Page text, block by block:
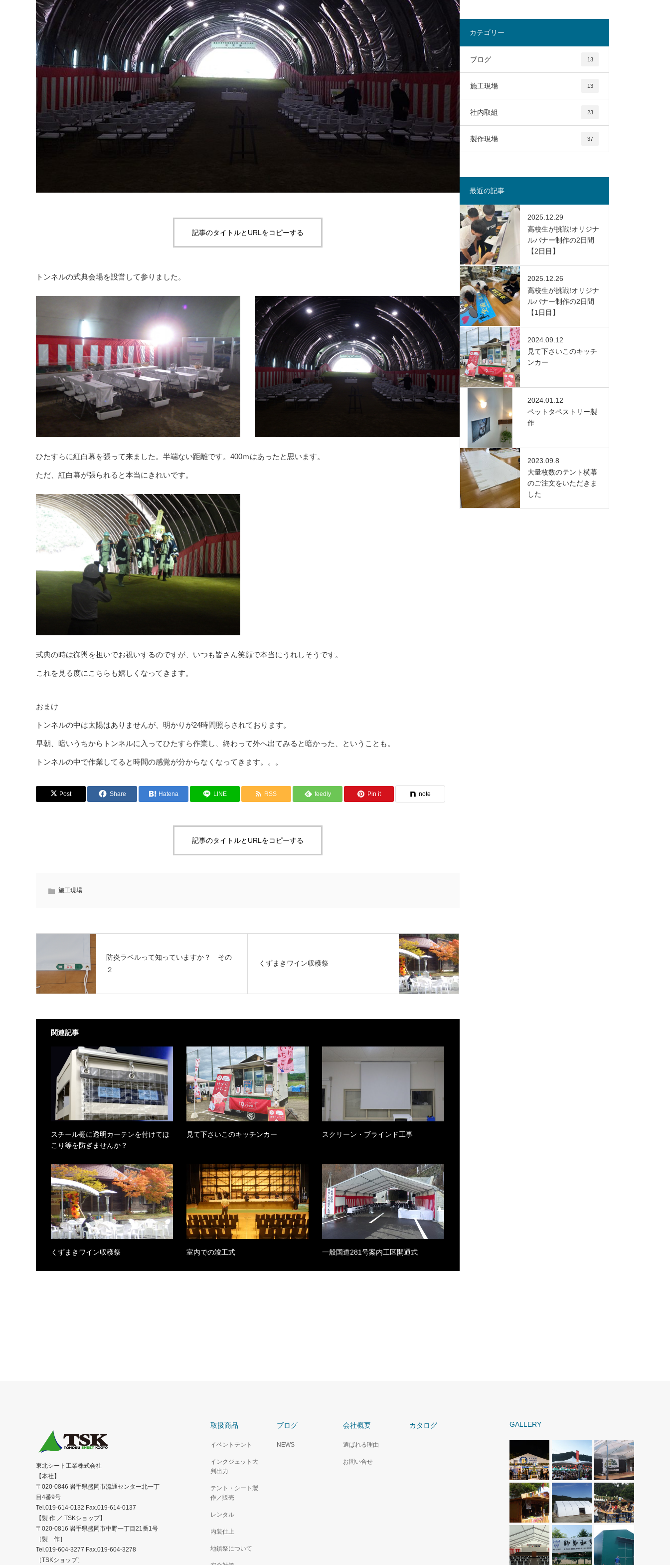
記事のタイトルとURLをコピーする
トンネルの式典会場を設営して参りました。
ひたすらに紅白幕を張って来ました。半端ない距離です。400ｍはあったと思います。
ただ、紅白幕が張られると本当にきれいです。
式典の時は御輿を担いでお祝いするのですが、いつも皆さん笑顔で本当にうれしそうです。
これを見る度にこちらも嬉しくなってきます。
おまけ
トンネルの中は太陽はありませんが、明かりが24時間照らされております。
早朝、暗いうちからトンネルに入ってひたすら作業し、終わって外へ出てみると暗かった、ということも。
トンネルの中で作業してると時間の感覚が分からなくなってきます。。。
Post Share Hatena LINE RSS feedly Pin it note
記事のタイトルとURLをコピーする
施工現場
防炎ラベルって知っていますか？ その
２
くずまきワイン収穫祭
関連記事
スチール棚に透明カーテンを付けてほ
こり等を防ぎませんか？
見て下さいこのキッチンカー スクリーン・ブラインド工事
くずまきワイン収穫祭 室内での竣工式 一般国道281号案内工区開通式
カテゴリー
ブログ 13
施工現場 13
社内取組 23
製作現場 37
最近の記事
2025.12.29
高校生が挑戦!オリジナ
ルバナー制作の2日間
【2日目】
2025.12.26
高校生が挑戦!オリジナ
ルバナー制作の2日間
【1日目】
2024.09.12
見て下さいこのキッチ
ンカー
2024.01.12
ペットタペストリー製
作
2023.09.8
大量枚数のテント横幕
のご注文をいただきま
した
取扱商品
イベントテント
インクジェット大
判出力
テント・シート製
作／販売
レンタル
内装仕上
地鎮祭について
ブログ
NEWS
会社概要
選ばれる理由
お問い合せ
カタログ GALLERY
東北シート工業株式会社
【本社】
〒020-0846 岩手県盛岡市流通センター北一丁
目4番9号
Tel.019-614-0132 Fax.019-614-0137
【製 作 ／ TSKショップ】
〒020-0816 岩手県盛岡市中野一丁目21番1号
［製 作］
Tel.019-604-3277 Fax.019-604-3278
［TSKショップ］